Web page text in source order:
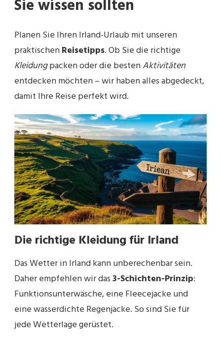
Sie wissen sollten
Planen Sie Ihren Irland-Urlaub mit unseren
praktischenReisetipps. Ob Sie die richtige
Kleidungpacken oder die bestenAktivitäten
entdecken möchten – wir haben alles abgedeckt,
damit Ihre Reise perfekt wird.
Die richtige Kleidung für Irland
Das Wetter in Irland kann unberechenbar sein.
Daher empfehlen wir das3-Schichten-Prinzip:
Funktionsunterwäsche, eine Fleecejacke und
eine wasserdichte Regenjacke. So sind Sie für
jede Wetterlage gerüstet.